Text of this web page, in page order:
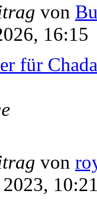
von
16:15
für
von
2023,